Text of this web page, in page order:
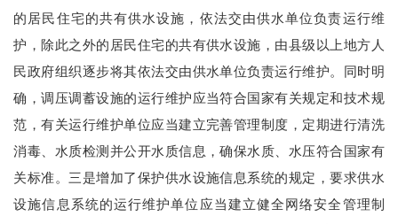
的居民住宅的共有供水设施，依法交由供水单位负责运行维
护，除此之外的居民住宅的共有供水设施，由县级以上地方人
民政府组织逐步将其依法交由供水单位负责运行维护。同时明
确，调压调蓄设施的运行维护应当符合国家有关规定和技术规
范，有关运行维护单位应当建立完善管理制度，定期进行清洗
消毒、水质检测并公开水质信息，确保水质、水压符合国家有
关标准。三是增加了保护供水设施信息系统的规定，要求供水
设施信息系统的运行维护单位应当建立健全网络安全管理制